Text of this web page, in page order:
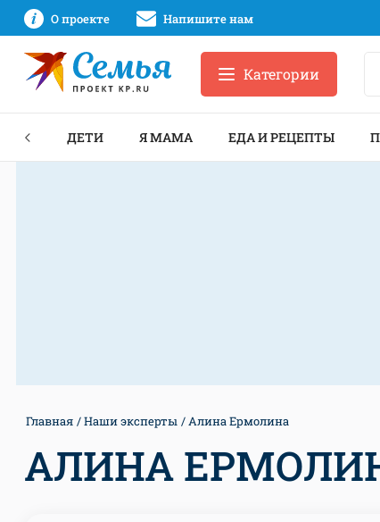
О проекте Напишите нам
Категории
ДЕТИ Я МАМА ЕДА И РЕЦЕПТЫ
Главная Наши эксперты Алина Ермолина
АЛИНА